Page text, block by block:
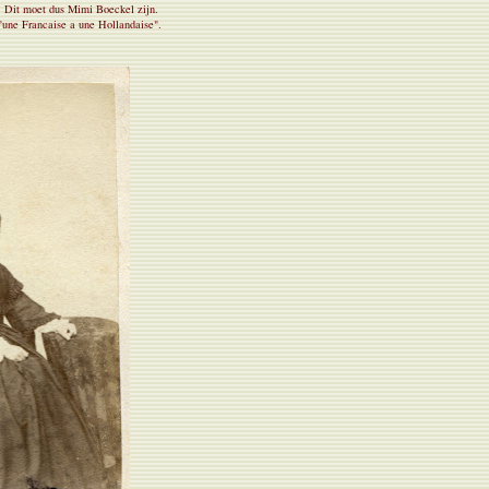
Dit moet dus Mimi Boeckel zijn.
Francaise a une Hollandaise".